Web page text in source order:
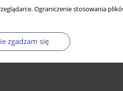
Ograniczenie stosowania
zgadzam się